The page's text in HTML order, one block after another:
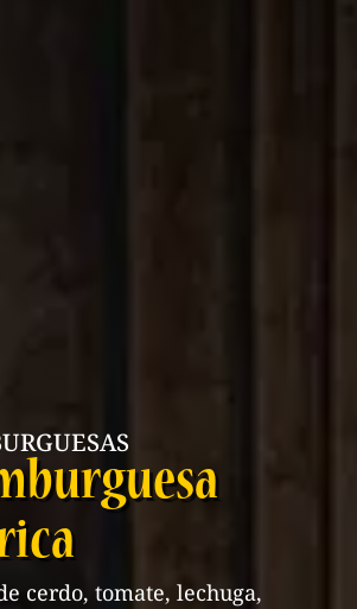
cerdo, tomate, lechuga,